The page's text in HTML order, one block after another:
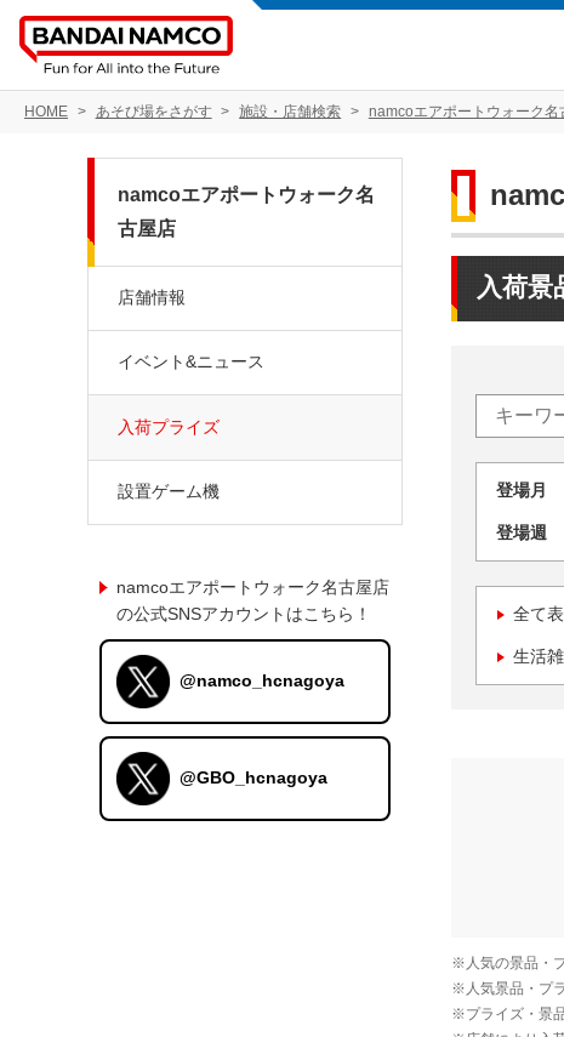
HOME あそび場をさがす 施設・店舗検索 namcoエアポートウォーク名
入荷景
登場月
登場週
全て
生活
namcoエアポートウォーク名
古屋店
店舗情報
イベント&ニュース
入荷プライズ
設置ゲーム機
namcoエアポートウォーク名古屋店
の公式SNSアカウントはこちら！
@namco_hcnagoya
@GBO_hcnagoya